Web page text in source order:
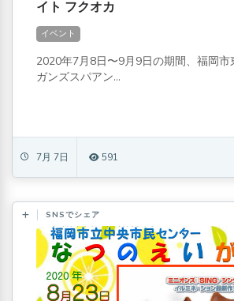
イト フクオカ
イベント
2020年7月8日〜9月9日の期間、福岡市
ガンズスパアン...
7月 7日 591
SNSでシェア